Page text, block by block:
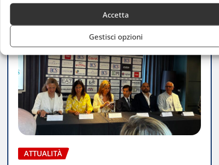
Accetta
Gestisci opzioni
ATTUALITÀ